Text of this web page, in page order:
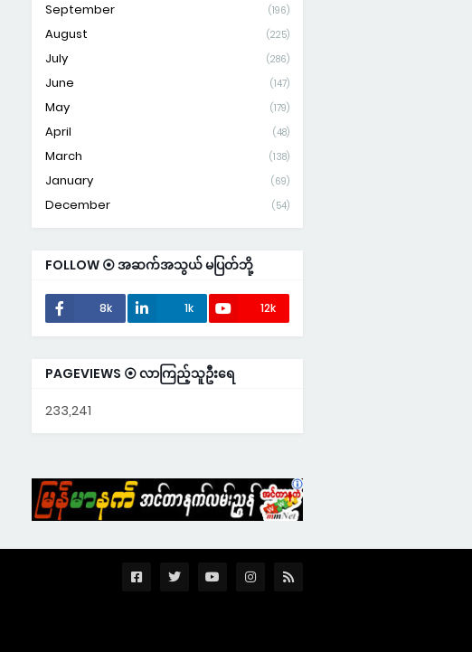
September (196)
August (225)
July (286)
June (147)
May (179)
April (48)
March (138)
January (69)
December (54)
FOLLOW ⦿ အဆက်အသွယ် မပြတ်ဘို့
8k 1k 12k
PAGEVIEWS ⦿ လာကြည့်သူဦးရေ
233,241